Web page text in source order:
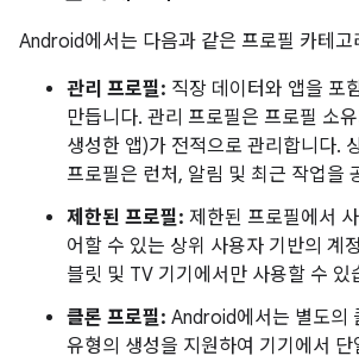
Android에서는 다음과 같은 프로필 카테고
관리 프로필: 직장 데이터와 앱을 포
만듭니다. 관리 프로필은 프로필 소
생성한 앱)가 전적으로 관리합니다.
프로필은 런처, 알림 및 최근 작업을
제한된 프로필: 제한된 프로필에서
어할 수 있는 상위 사용자 기반의 계
블릿 및 TV 기기에서만 사용할 수 있
클론 프로필: Android에서는 별도의
유형의 생성을 지원하여 기기에서